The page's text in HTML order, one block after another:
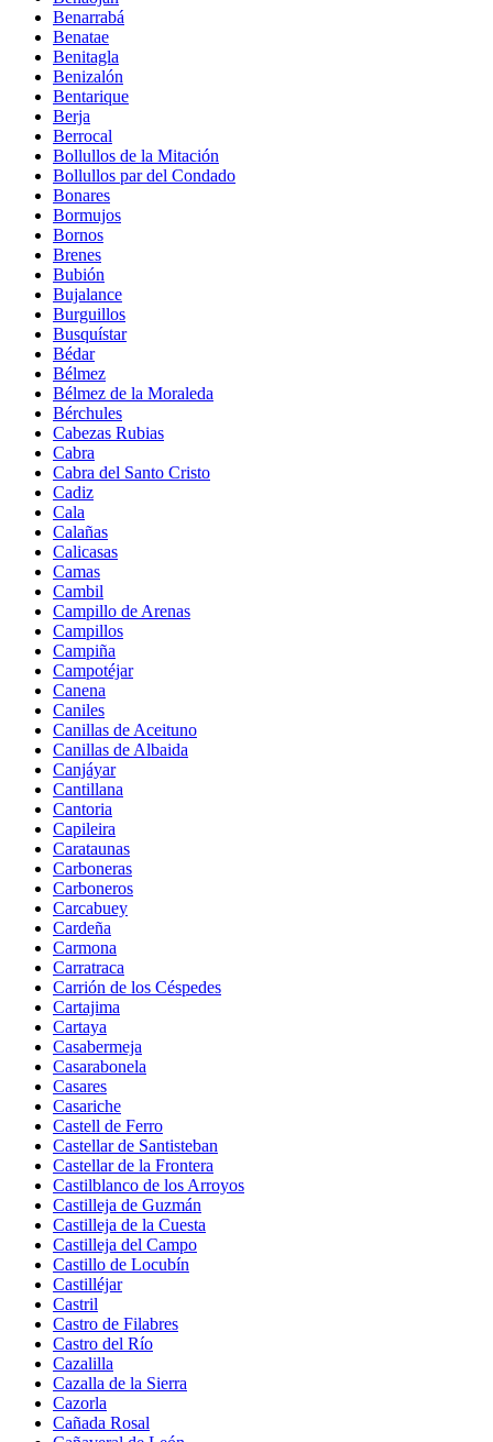
Benarrabá
Benatae
Benitagla
Benizalón
Bentarique
Berja
Berrocal
Bollullos de la Mitación
Bollullos par del Condado
Bonares
Bormujos
Bornos
Brenes
Bubión
Bujalance
Burguillos
Busquístar
Bédar
Bélmez
Bélmez de la Moraleda
Bérchules
Cabezas Rubias
Cabra
Cabra del Santo Cristo
Cadiz
Cala
Calañas
Calicasas
Camas
Cambil
Campillo de Arenas
Campillos
Campiña
Campotéjar
Canena
Caniles
Canillas de Aceituno
Canillas de Albaida
Canjáyar
Cantillana
Cantoria
Capileira
Carataunas
Carboneras
Carboneros
Carcabuey
Cardeña
Carmona
Carratraca
Carrión de los Céspedes
Cartajima
Cartaya
Casabermeja
Casarabonela
Casares
Casariche
Castell de Ferro
Castellar de Santisteban
Castellar de la Frontera
Castilblanco de los Arroyos
Castilleja de Guzmán
Castilleja de la Cuesta
Castilleja del Campo
Castillo de Locubín
Castilléjar
Castril
Castro de Filabres
Castro del Río
Cazalilla
Cazalla de la Sierra
Cazorla
Cañada Rosal